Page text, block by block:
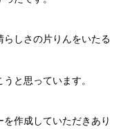
しさの片りんをいたる
と思っています。
作成していただきあり